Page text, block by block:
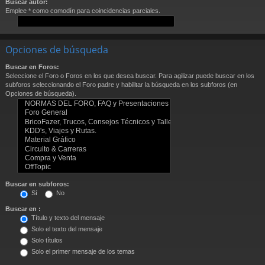
Buscar autor:
Emplee * como comodín para coincidencias parciales.
Opciones de búsqueda
Buscar en Foros:
Seleccione el Foro o Foros en los que desea buscar. Para agilizar puede buscar en los
subforos seleccionando el Foro padre y habilitar la búsqueda en los subforos (en
Opciones de búsqueda).
Buscar en subforos:
Sí
No
Buscar en :
Título y texto del mensaje
Solo el texto del mensaje
Solo títulos
Solo el primer mensaje de los temas